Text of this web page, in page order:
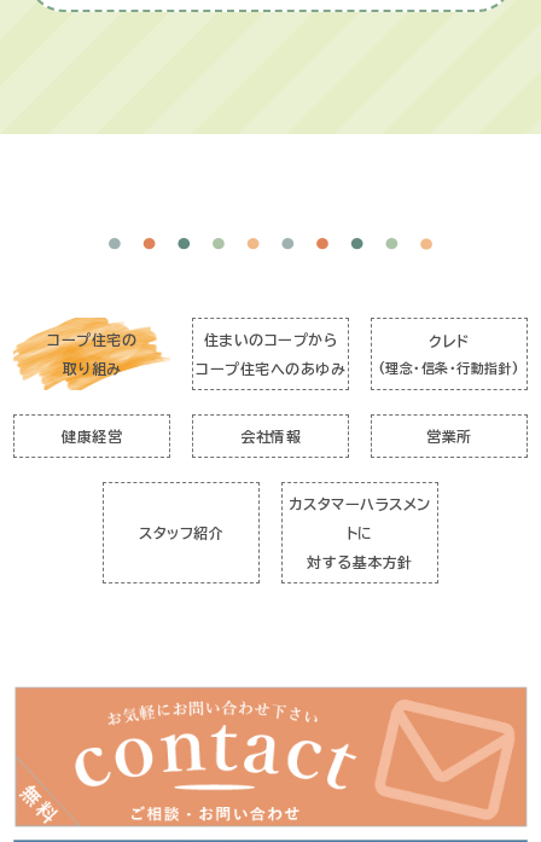
コープ住宅の
取り組み
住まいのコープから
コープ住宅へのあゆみ
クレド
(理念・信条・行動指針)
健康経営 会社情報 営業所
スタッフ紹介
カスタマーハラスメン
トに
対する基本方針